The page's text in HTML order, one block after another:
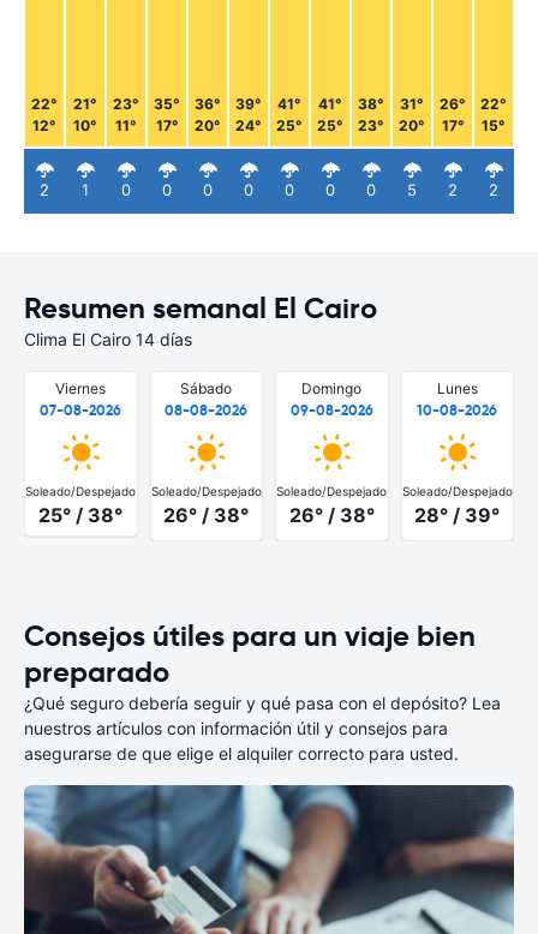
22°
12°
2
21°
10°
1
23°
11°
0
35°
17°
0
36°
20°
0
39°
24°
0
41°
25°
0
41°
25°
0
38°
23°
0
31°
20°
5
26°
17°
2
22°
15°
2
Resumen semanal El Cairo
Clima El Cairo 14 días
Viernes
07-08-2026
Soleado/Despejado
25° / 38°
Sábado
08-08-2026
Soleado/Despejado
26° / 38°
Domingo
09-08-2026
Soleado/Despejado
26° / 38°
Lunes
10-08-2026
Soleado/Despejado
28° / 39°
Consejos útiles para un viaje bien
preparado
¿Qué seguro debería seguir y qué pasa con el depósito? Lea
nuestros artículos con información útil y consejos para
asegurarse de que elige el alquiler correcto para usted.